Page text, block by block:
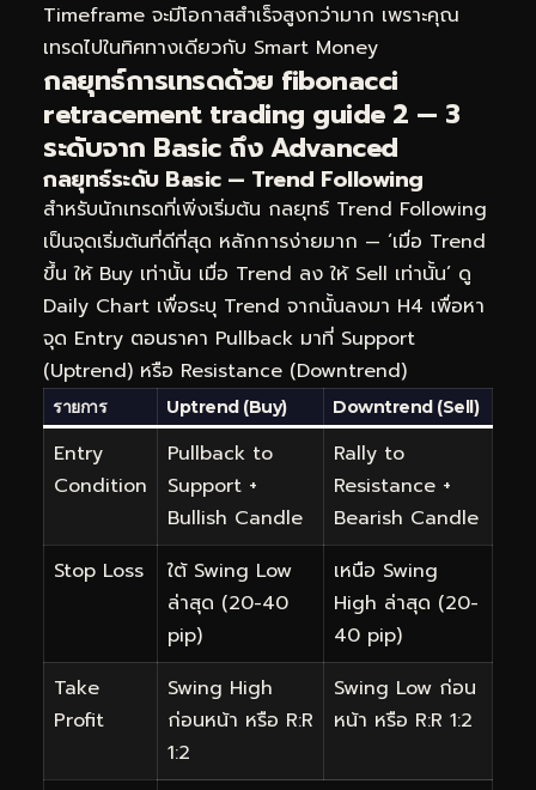
Timeframe จะมีโอกาสสำเร็จสูงกว่ามาก เพราะคุณ
เทรดไปในทิศทางเดียวกับ Smart Money
กลยุทธ์การเทรดด้วย fibonacci
retracement trading guide 2 — 3
ระดับจาก Basic ถึง Advanced
กลยุทธ์ระดับ Basic — Trend Following
สำหรับนักเทรดที่เพิ่งเริ่มต้น กลยุทธ์ Trend Following
เป็นจุดเริ่มต้นที่ดีที่สุด หลักการง่ายมาก — ‘เมื่อ Trend
ขึ้น ให้ Buy เท่านั้น เมื่อ Trend ลง ให้ Sell เท่านั้น’ ดู
Daily Chart เพื่อระบุ Trend จากนั้นลงมา H4 เพื่อหา
จุด Entry ตอนราคา Pullback มาที่ Support
(Uptrend) หรือ Resistance (Downtrend)
รายการ Uptrend (Buy) Downtrend (Sell)
Entry
Condition
Pullback to
Support +
Bullish Candle
Rally to
Resistance +
Bearish Candle
Stop Loss
ใต้ Swing Low
ล่าสุด (20-40
pip)
เหนือ Swing
High ล่าสุด (20-
40 pip)
Take
Profit
Swing High
ก่อนหน้า หรือ R:R
1:2
Swing Low ก่อน
หน้า หรือ R:R 1:2